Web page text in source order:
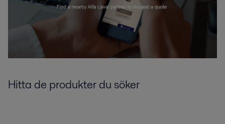
Hitta de produkter du söker